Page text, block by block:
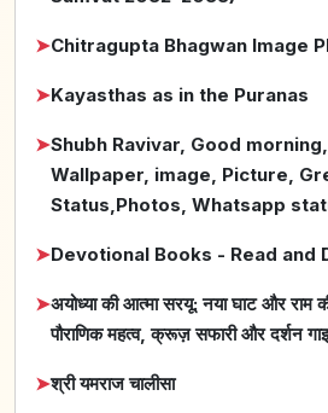
➤Chitragupta Bhagwan Image
➤Kayasthas as in the Puranas
➤Shubh Ravivar, Good
Wallpaper, image, Picture,
Status,Photos, Whatsapp
➤Devotional Books - Read and
➤अयोध्या की आत्मा सरयू: नया घाट और राम
पौराणिक महत्व, क्रूज़ सफारी और दर्शन
➤श्री यमराज चालीसा